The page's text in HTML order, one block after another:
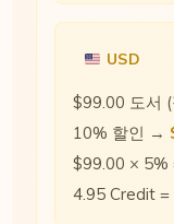
USD
$99.00 도서 (
10% 할인 →
$99.00 × 5%
4.95 Credit =